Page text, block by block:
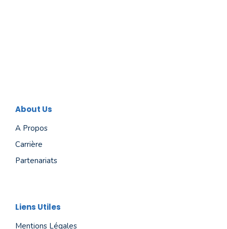
About Us
A Propos
Carrière
Partenariats
Liens Utiles
Mentions Légales